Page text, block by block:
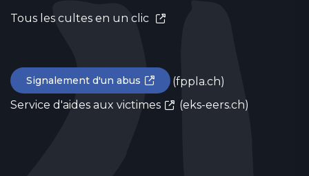
Tous les cultes en un clic
Signalement d'un abus
(fppla.ch)
Service d'aides aux victimes
(eks-eers.ch)